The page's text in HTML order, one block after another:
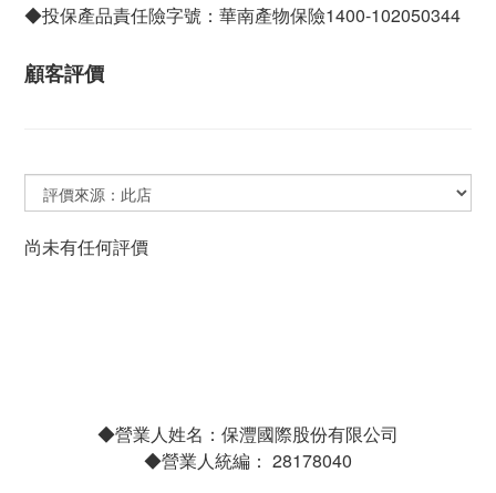
◆投保產品責任險字號：華南產物保險1400-102050344
顧客評價
尚未有任何評價
◆營業人姓名：保灃國際股份有限公司
◆營業人統編： 28178040